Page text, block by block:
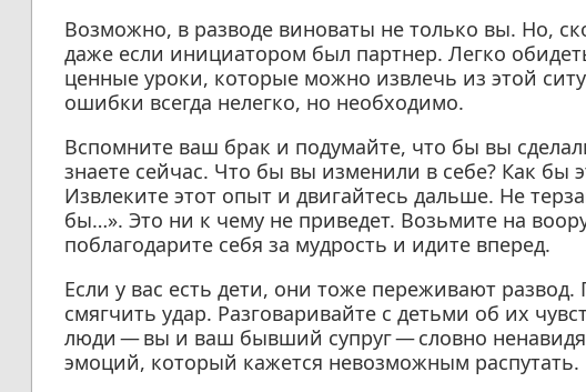
Возможно, в разводе виноваты не только вы. Но,
даже если инициатором был партнер. Легко
ценные уроки, которые можно извлечь из этой
ошибки всегда нелегко, но необходимо.
Вспомните ваш брак и подумайте, что бы вы
знаете сейчас. Что бы вы изменили в себе? Как бы
Извлеките этот опыт и двигайтесь дальше. Не
бы…». Это ни к чему не приведет. Возьмите на
поблагодарите себя за мудрость и идите вперед.
Если у вас есть дети, они тоже переживают
смягчить удар. Разговаривайте с детьми об их
люди — вы и ваш бывший супруг — словно
эмоций, который кажется невозможным распутать.